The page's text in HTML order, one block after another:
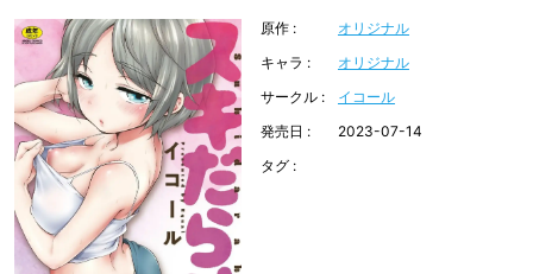
原作
オリジナル
キャラ
オリジナル
サークル
イコール
発売日
2023-07-14
タグ